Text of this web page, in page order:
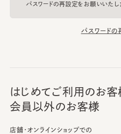
パスワードの再設定をお願いいたし
パスワードの
はじめてご利用のお客
会員以外のお客様
店舗・オンラインショップでの